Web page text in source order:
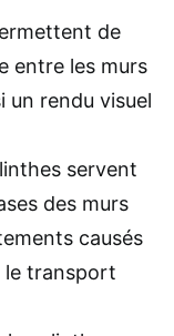
de
entre les murs
un rendu visuel
servent
des murs
causés
le transport